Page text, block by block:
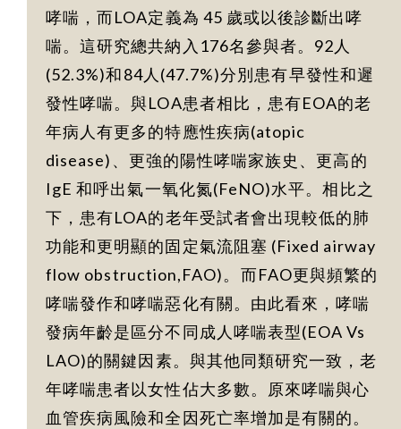
哮喘，而LOA定義為 45 歲或以後診斷出哮
喘。這研究總共納入176名參與者。92人
(52.3%)和84人(47.7%)分別患有早發性和遲
發性哮喘。與LOA患者相比，患有EOA的老
年病人有更多的特應性疾病(atopic
disease)、更強的陽性哮喘家族史、更高的
IgE 和呼出氣一氧化氮(FeNO)水平。相比之
下，患有LOA的老年受試者會出現較低的肺
功能和更明顯的固定氣流阻塞 (Fixed airway
flow obstruction,FAO)。而FAO更與頻繁的
哮喘發作和哮喘惡化有關。由此看來，哮喘
發病年齡是區分不同成人哮喘表型(EOA Vs
LAO)的關鍵因素。與其他同類研究一致，老
年哮喘患者以女性佔大多數。原來哮喘與心
血管疾病風險和全因死亡率增加是有關的。